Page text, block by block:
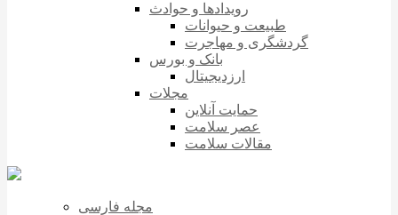
رویدادها و حوادث
طبیعت و حیوانات
گردشگری و مهاجرت
بانک و بورس
ارزدیجیتال
مجلات
حمایت آنلاین
عصر سلامت
مقالات سلامت
مجله فارسی